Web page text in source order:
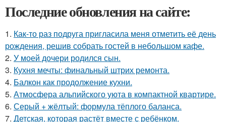
Последние обновления на сайте:
1. Как-то раз подруга пригласила меня отметить её день
рождения, решив собрать гостей в небольшом кафе.
2. У моей дочери родился сын.
3. Кухня мечты: финальный штрих ремонта.
4. Балкон как продолжение кухни.
5. Атмосфера альпийского уюта в компактной квартире.
6. Серый + жёлтый: формула тёплого баланса.
7. Детская, которая растёт вместе с ребёнком.